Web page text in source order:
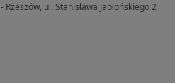
ul. Stanisława Jabłońskiego 2